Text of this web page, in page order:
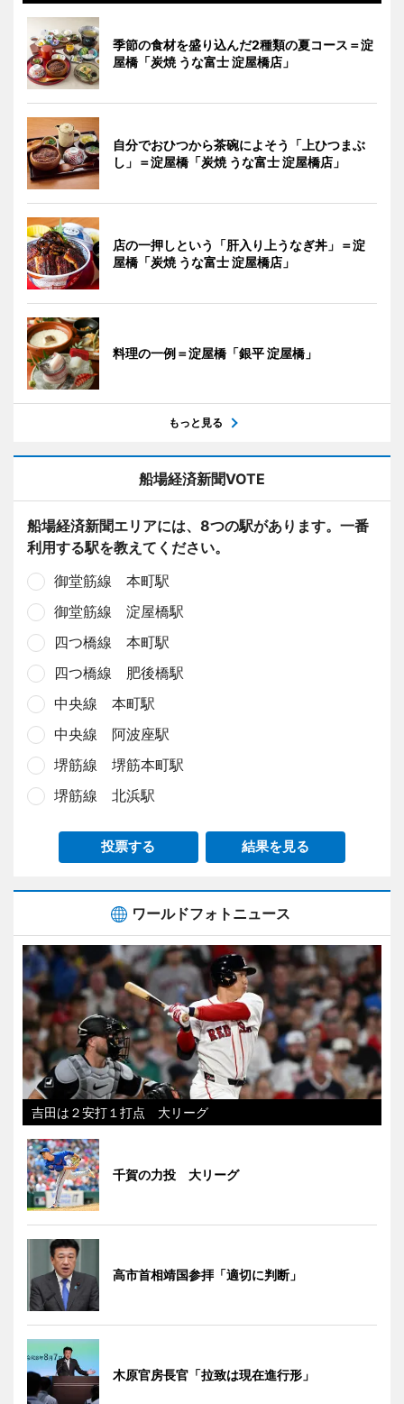
季節の食材を盛り込んだ2種類の夏コース＝淀
屋橋「炭焼 うな富士 淀屋橋店」
自分でおひつから茶碗によそう「上ひつまぶ
し」＝淀屋橋「炭焼 うな富士 淀屋橋店」
店の一押しという「肝入り上うなぎ丼」＝淀
屋橋「炭焼 うな富士 淀屋橋店」
料理の一例＝淀屋橋「銀平 淀屋橋」
もっと見る
船場経済新聞VOTE
船場経済新聞エリアには、8つの駅があります。一番
利用する駅を教えてください。
御堂筋線 本町駅
御堂筋線 淀屋橋駅
四つ橋線 本町駅
四つ橋線 肥後橋駅
中央線 本町駅
中央線 阿波座駅
堺筋線 堺筋本町駅
堺筋線 北浜駅
投票する 結果を見る
ワールドフォトニュース
吉田は２安打１打点 大リーグ
千賀の力投 大リーグ
高市首相靖国参拝「適切に判断」
木原官房長官「拉致は現在進行形」